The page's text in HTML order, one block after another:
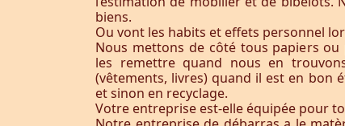
biens.
Ou vont les habits et effets personnel
Nous mettons de côté tous papiers
les remettre quand nous en
(vêtements, livres) quand il est en bon
et sinon en recyclage.
Votre entreprise est-elle équipée pour